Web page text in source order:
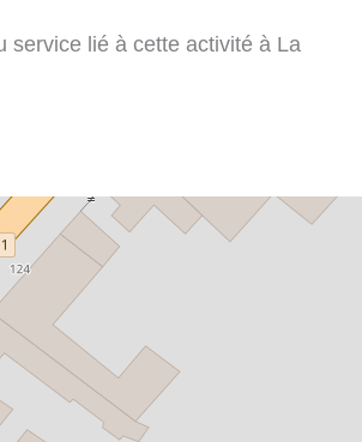
service lié à cette activité à La